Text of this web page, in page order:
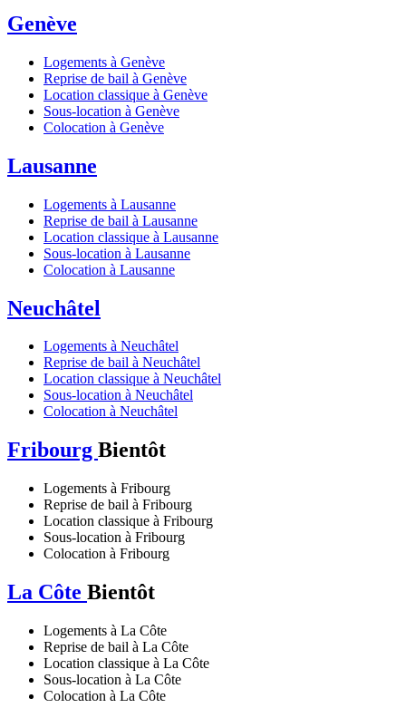
Genève
Logements à Genève
Reprise de bail à Genève
Location classique à Genève
Sous-location à Genève
Colocation à Genève
Lausanne
Logements à Lausanne
Reprise de bail à Lausanne
Location classique à Lausanne
Sous-location à Lausanne
Colocation à Lausanne
Neuchâtel
Logements à Neuchâtel
Reprise de bail à Neuchâtel
Location classique à Neuchâtel
Sous-location à Neuchâtel
Colocation à Neuchâtel
Fribourg Bientôt
Logements à Fribourg
Reprise de bail à Fribourg
Location classique à Fribourg
Sous-location à Fribourg
Colocation à Fribourg
La Côte Bientôt
Logements à La Côte
Reprise de bail à La Côte
Location classique à La Côte
Sous-location à La Côte
Colocation à La Côte